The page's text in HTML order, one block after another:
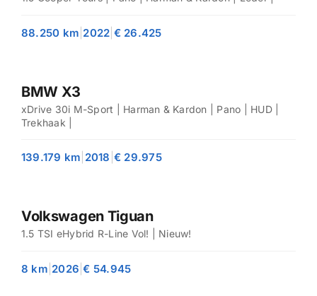
88.250 km 2022 € 26.425
BMW X3
xDrive 30i M-Sport | Harman & Kardon | Pano | HUD |
Trekhaak |
139.179 km 2018 € 29.975
Volkswagen Tiguan
1.5 TSI eHybrid R-Line Vol! | Nieuw!
8 km 2026 |€ 54.945